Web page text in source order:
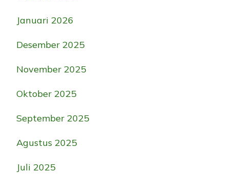
Januari 2026
Desember 2025
November 2025
Oktober 2025
September 2025
Agustus 2025
Juli 2025